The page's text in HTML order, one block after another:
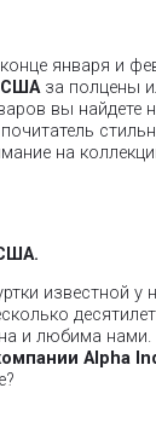
января и
СШАза полцены
вы найдете
на
известной у
и любима
Alpha